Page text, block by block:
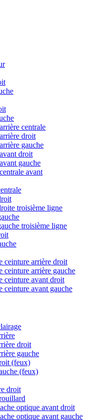
centrale
droit
gauche
droit
gauche
avant
troisième ligne
troisième ligne
ceinture arrière droit
ceinture arrière gauche
ceinture avant droit
ceinture avant gauche
droit
gauche
(feux)
(feux)
droit
optique avant droit
optique avant gauche